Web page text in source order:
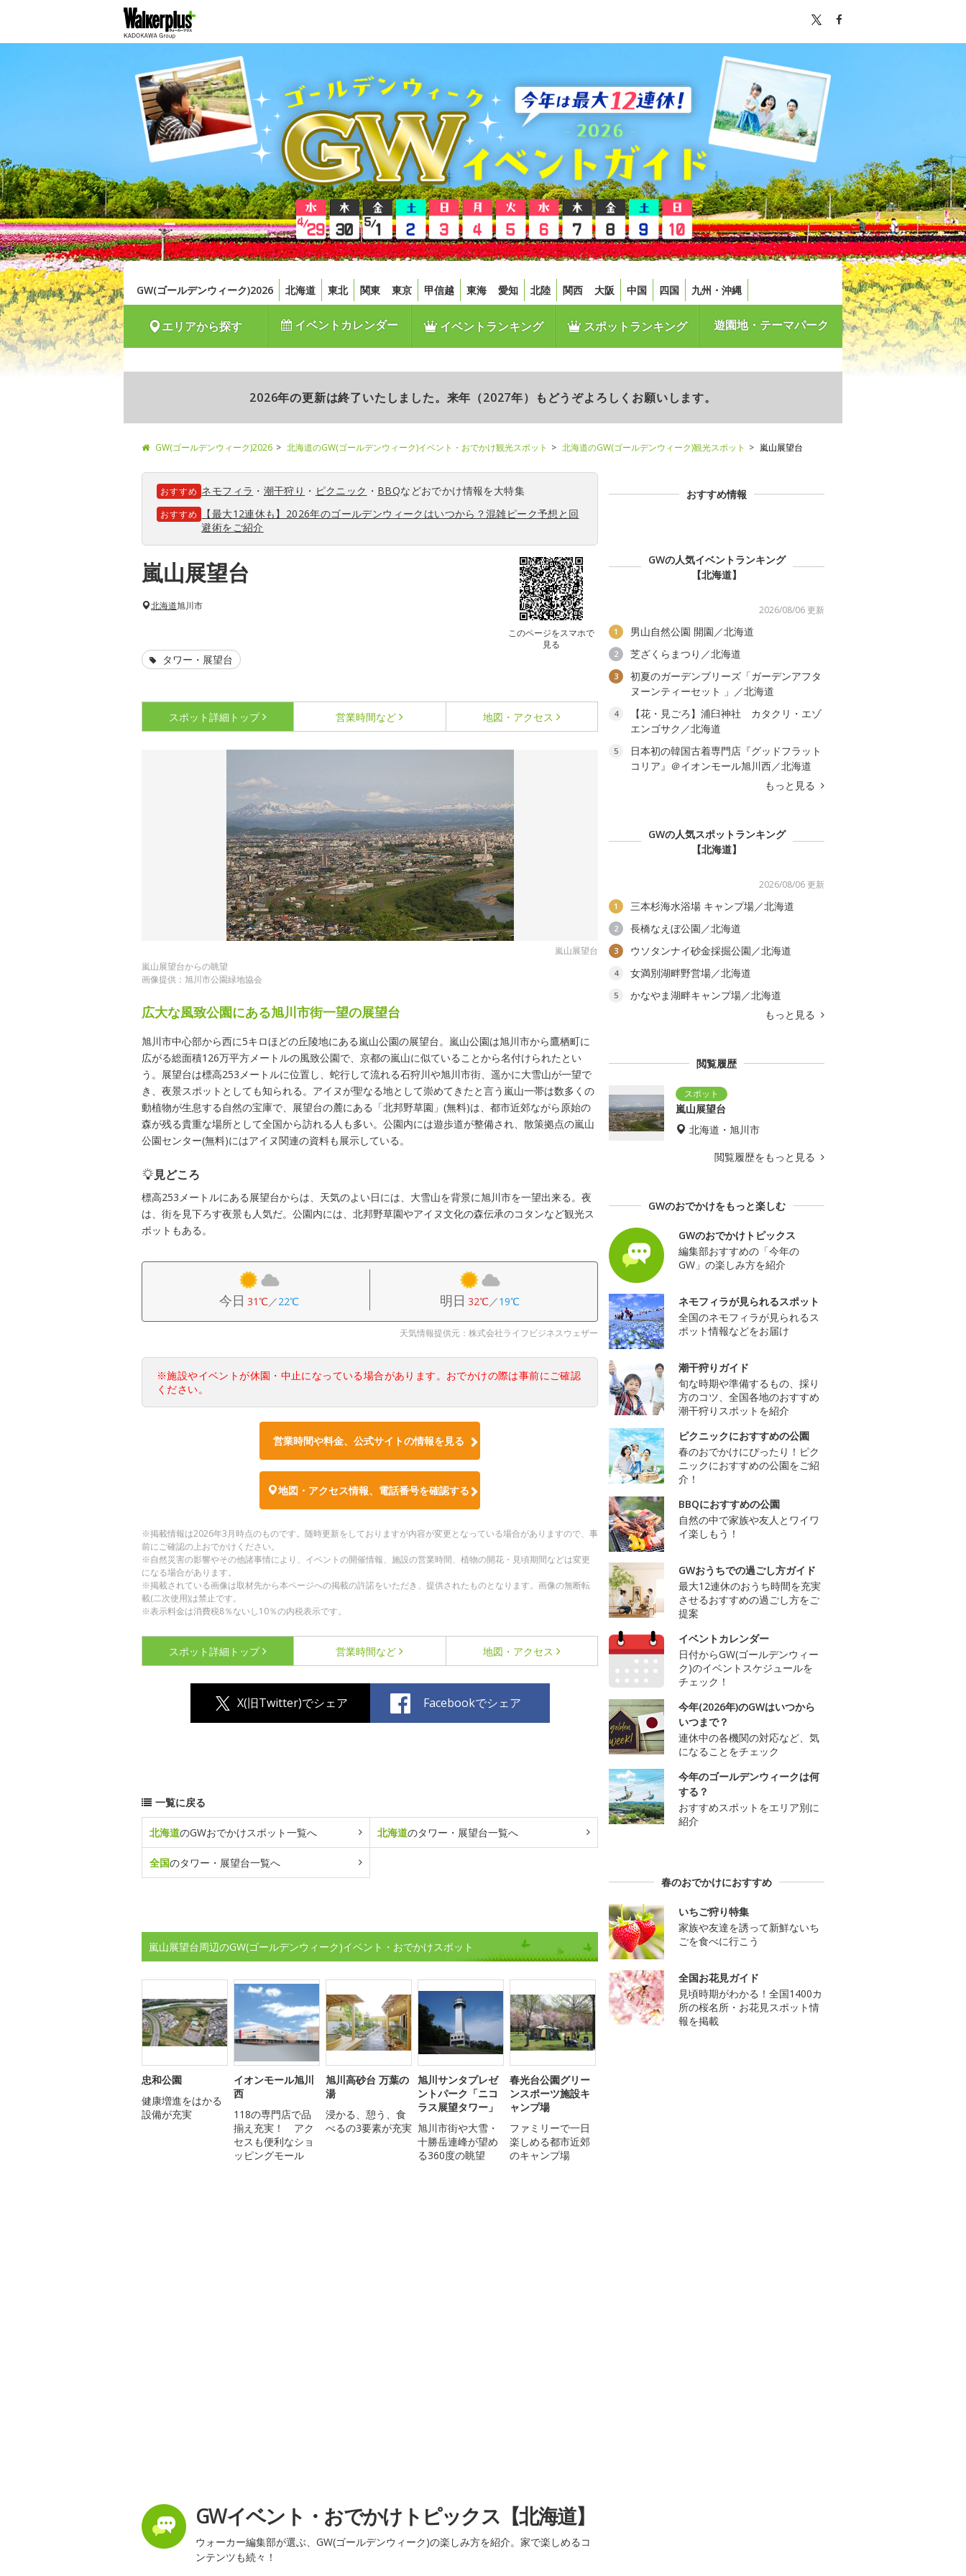
GW(ゴールデンウィーク)2026 北海道 東北 関東 東京 甲信越 東海 愛知 北陸 関西 大阪 中国 四国 九州・沖縄
エリアから探す イベントカレンダー イベントランキング スポットランキング 遊園地・テーマパーク
2026年の更新は終了いたしました。来年（2027年）もどうぞよろしくお願いします。
GW(ゴールデンウィーク)2026 北海道のGW(ゴールデンウィーク)イベント・おでかけ観光スポット 北海道のGW(ゴールデンウィーク)観光スポット 嵐山展望台
おすすめ ネモフィラ ・ 潮干狩り ・ ピクニック ・ BBQなどおでかけ情報を大特集
おすすめ
【最大12連休も】2026年のゴールデンウィークはいつから？混雑ピーク予想と回
避術をご紹介
嵐山展望台
このページをスマホで
見る
北海道旭川市
タワー・展望台
スポット詳細 トップ 営業時間など 地図・アクセス
嵐山展望台
嵐山展望台からの眺望
画像提供：旭川市公園緑地協会
広大な風致公園にある旭川市街一望の展望台
旭川市中心部から西に5キロほどの丘陵地にある嵐山公園の展望台。嵐山公園は旭川市から鷹栖町に
広がる総面積126万平方メートルの風致公園で、京都の嵐山に似ていることから名付けられたとい
う。展望台は標高253メートルに位置し、蛇行して流れる石狩川や旭川市街、遥かに大雪山が一望で
き、夜景スポットとしても知られる。アイヌが聖なる地として崇めてきたと言う嵐山一帯は数多くの
動植物が生息する自然の宝庫で、展望台の麓にある「北邦野草園」(無料)は、都市近郊ながら原始の
森が残る貴重な場所として全国から訪れる人も多い。公園内には遊歩道が整備され、散策拠点の嵐山
公園センター(無料)にはアイヌ関連の資料も展示している。
見どころ
標高253メートルにある展望台からは、天気のよい日には、大雪山を背景に旭川市を一望出来る。夜
は、街を見下ろす夜景も人気だ。公園内には、北邦野草園やアイヌ文化の森伝承のコタンなど観光ス
ポットもある。
今日 31℃／22℃ 明日 32℃／19℃
天気情報提供元：株式会社ライフビジネスウェザー
※施設やイベントが休園・中止になっている場合があります。おでかけの際は事前にご確認
ください。
営業時間や料金、公式サイトの情報を見る
地図・アクセス情報、電話番号を確認する
※掲載情報は2026年3月時点のものです。随時更新をしておりますが内容が変更となっている場合がありますので、事
前にご確認の上おでかけください。
※自然災害の影響やその他諸事情により、イベントの開催情報、施設の営業時間、植物の開花・見頃期間などは変更
になる場合があります。
※掲載されている画像は取材先から本ページへの掲載の許諾をいただき、提供されたものとなります。画像の無断転
載(二次使用)は禁止です。
※表示料金は消費税8％ないし10％の内税表示です。
スポット詳細 トップ 営業時間など 地図・アクセス
X(旧Twitter)でシェア Facebookでシェア
一覧に戻る
北海道のGWおでかけスポット一覧へ 北海道のタワー・展望台一覧へ
全国のタワー・展望台一覧へ
嵐山展望台周辺のGW(ゴールデンウィーク)イベント・おでかけスポット
忠和公園
健康増進をはかる
設備が充実
イオンモール旭川
西
118の専門店で品
揃え充実！ アク
セスも便利なショ
ッピングモール
旭川高砂台 万葉の
湯
浸かる、憩う、食
べるの3要素が充実
旭川サンタプレゼ
ントパーク「ニコ
ラス展望タワー」
旭川市街や大雪・
十勝岳連峰が望め
る360度の眺望
春光台公園グリー
ンスポーツ施設キ
ャンプ場
ファミリーで一日
楽しめる都市近郊
のキャンプ場
GWイベント・おでかけトピックス【北海道】
ウォーカー編集部が選ぶ、GW(ゴールデンウィーク)の楽しみ方を紹介。家で楽しめるコ
ンテンツも続々！
おすすめ情報
GWの人気イベントランキング
【北海道】
2026/08/06 更新
1 男山自然公園 開園／北海道
2 芝ざくらまつり／北海道
3
初夏のガーデンブリーズ「ガーデンアフタ
ヌーンティーセット 」／北海道
4
【花・見ごろ】浦臼神社 カタクリ・エゾ
エンゴサク／北海道
5
日本初の韓国古着専門店『グッドフラット
コリア』＠イオンモール旭川西／北海道
もっと見る
GWの人気スポットランキング
【北海道】
2026/08/06 更新
1 三本杉海水浴場 キャンプ場／北海道
2 長橋なえぼ公園／北海道
3 ウソタンナイ砂金採掘公園／北海道
4 女満別湖畔野営場／北海道
5
かなやま湖畔キャンプ場／北海道
もっと見る
閲覧履歴
嵐山展望台
北海道・旭川市
閲覧履歴をもっと見る
GWのおでかけをもっと楽しむ
GWのおでかけトピックス
編集部おすすめの「今年の
GW」の楽しみ方を紹介
ネモフィラが見られるスポット
全国のネモフィラが見られるス
ポット情報などをお届け
潮干狩りガイド
旬な時期や準備するもの、採り
方のコツ、全国各地のおすすめ
潮干狩りスポットを紹介
ピクニックにおすすめの公園
春のおでかけにぴったり！ピク
ニックにおすすめの公園をご紹
介！
BBQにおすすめの公園
自然の中で家族や友人とワイワ
イ楽しもう！
GWおうちでの過ごし方ガイド
最大12連休のおうち時間を充実
させるおすすめの過ごし方をご
提案
イベントカレンダー
日付からGW(ゴールデンウィー
ク)のイベントスケジュールを
チェック！
今年(2026年)のGWはいつから
いつまで？
連休中の各機関の対応など、気
になることをチェック
今年のゴールデンウィークは何
する？
おすすめスポットをエリア別に
紹介
春のおでかけにおすすめ
いちご狩り特集
家族や友達を誘って新鮮ないち
ごを食べに行こう
全国お花見ガイド
見頃時期がわかる！全国1400カ
所の桜名所・お花見スポット情
報を掲載